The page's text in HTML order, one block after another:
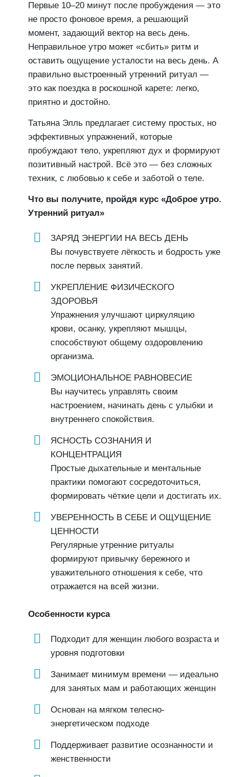
Первые 10–20 минут после пробуждения — это
не просто фоновое время, а решающий
момент, задающий вектор на весь день.
Неправильное утро может «сбить» ритм и
оставить ощущение усталости на весь день. А
правильно выстроенный утренний ритуал —
это как поездка в роскошной карете: легко,
приятно и достойно.
Татьяна Элль предлагает систему простых, но
эффективных упражнений, которые
пробуждают тело, укрепляют дух и формируют
позитивный настрой. Всё это — без сложных
техник, с любовью к себе и заботой о теле.
Что вы получите, пройдя курс «Доброе утро.
Утренний ритуал»
ЗАРЯД ЭНЕРГИИ НА ВЕСЬ ДЕНЬ
Вы почувствуете лёгкость и бодрость уже
после первых занятий.
УКРЕПЛЕНИЕ ФИЗИЧЕСКОГО
ЗДОРОВЬЯ
Упражнения улучшают циркуляцию
крови, осанку, укрепляют мышцы,
способствуют общему оздоровлению
организма.
ЭМОЦИОНАЛЬНОЕ РАВНОВЕСИЕ
Вы научитесь управлять своим
настроением, начинать день с улыбки и
внутреннего спокойствия.
ЯСНОСТЬ СОЗНАНИЯ И
КОНЦЕНТРАЦИЯ
Простые дыхательные и ментальные
практики помогают сосредоточиться,
формировать чёткие цели и достигать их.
УВЕРЕННОСТЬ В СЕБЕ И ОЩУЩЕНИЕ
ЦЕННОСТИ
Регулярные утренние ритуалы
формируют привычку бережного и
уважительного отношения к себе, что
отражается на всей жизни.
Особенности курса
Подходит для женщин любого возраста и
уровня подготовки
Занимает минимум времени — идеально
для занятых мам и работающих женщин
Основан на мягком телесно-
энергетическом подходе
Поддерживает развитие осознанности и
женственности